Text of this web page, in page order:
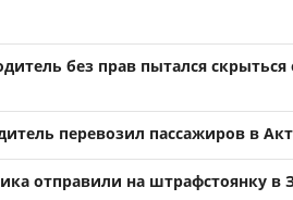
без прав пытался
перевозил пассажиров в
отправили на штрафстоянку в